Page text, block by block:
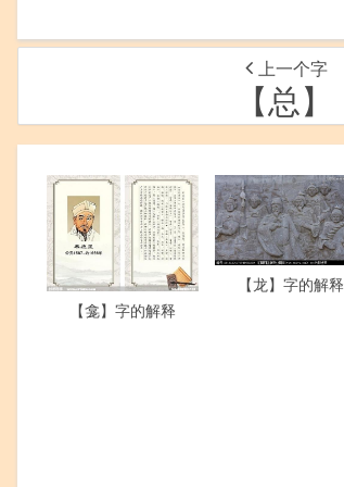
上一个字
【总】
【龛】字的解释
【龙】字的解释